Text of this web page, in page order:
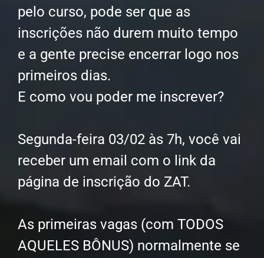
pelo curso, pode ser que as
inscrições não durem muito tempo
e a gente precise encerrar logo nos
primeiros dias.
E como vou poder me inscrever?
Segunda-feira 03/02 às 7h, você vai
receber um email com o link da
página de inscrição do ZAT.
As primeiras vagas (com TODOS
AQUELES BÔNUS) normalmente se